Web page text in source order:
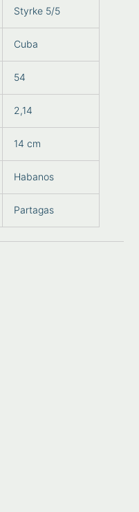
Styrke 5/5
Cuba
54
2,14
14 cm
Habanos
Partagas